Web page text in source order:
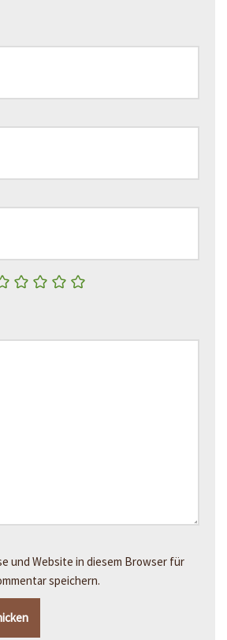
und Website in diesem Browser für
speichern.